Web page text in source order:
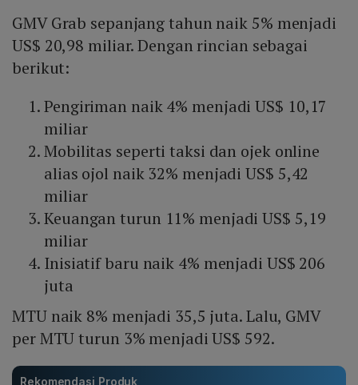
GMV Grab sepanjang tahun naik 5% menjadi
US$ 20,98 miliar. Dengan rincian sebagai
berikut:
Pengiriman naik 4% menjadi US$ 10,17
miliar
Mobilitas seperti taksi dan ojek online
alias ojol naik 32% menjadi US$ 5,42
miliar
Keuangan turun 11% menjadi US$ 5,19
miliar
Inisiatif baru naik 4% menjadi US$ 206
juta
MTU naik 8% menjadi 35,5 juta. Lalu, GMV
per MTU turun 3% menjadi US$ 592.
Rekomendasi Produk